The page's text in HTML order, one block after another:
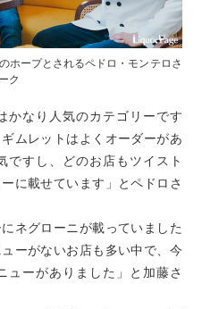
ホープとされるペドロ・モンテロさ
ク
かなり人気のカテゴリーです
ムレットはよくオーダーがあ
ですし、どのお店もツイスト
に載せています」とペドロさ
ネグローニが載っていました
ーがないお店も多い中で、今
ューがありました」と加藤さ